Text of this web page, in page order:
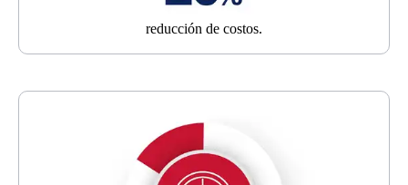
reducción de costos.